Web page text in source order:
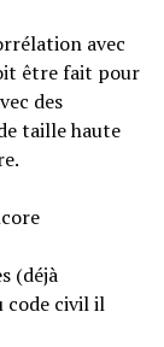
avec
être fait pour
des
taille haute
(déjà
code civil il